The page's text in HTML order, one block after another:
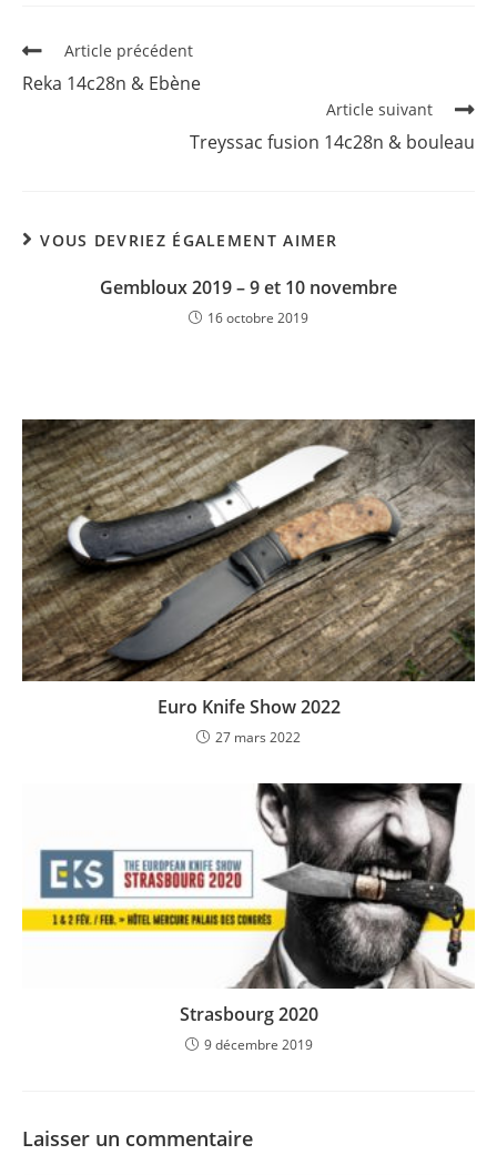
Read
more
articles
Article précédent
Reka 14c28n & Ebène
Article suivant
Treyssac fusion 14c28n & bouleau
VOUS DEVRIEZ ÉGALEMENT AIMER
Gembloux 2019 – 9 et 10 novembre
16 octobre 2019
Euro Knife Show 2022
27 mars 2022
Strasbourg 2020
9 décembre 2019
Laisser un commentaire